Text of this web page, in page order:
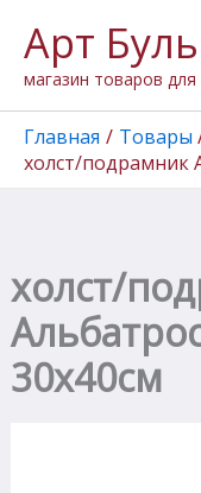
содержимому
Арт
магазин товаров
Главная
Товары
холст/подрамник
холст/
30х40см
товара
холст/
подрамник
Альбатрос
(красный)
30х40см